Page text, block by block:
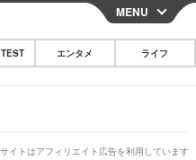
CLOSE
MENU
エンタメ ライフ